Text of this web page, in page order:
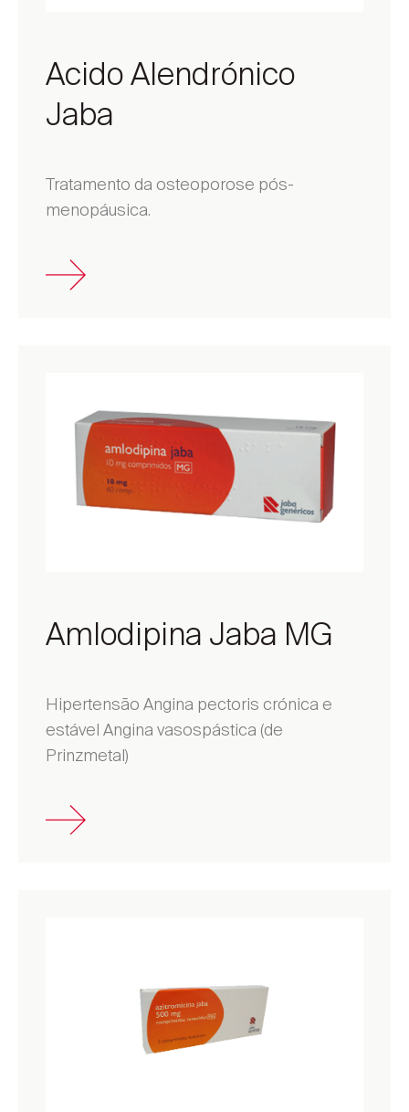
Acido Alendrónico
Jaba
Tratamento da osteoporose pós-
menopáusica.
Amlodipina Jaba MG
Hipertensão Angina pectoris crónica e
estável Angina vasospástica (de
Prinzmetal)